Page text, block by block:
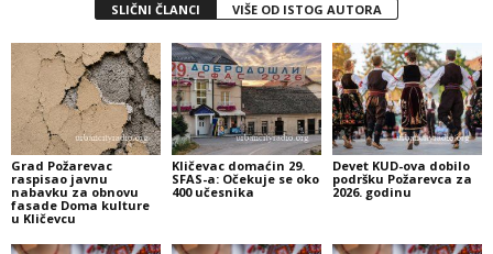
SLIČNI ČLANCI VIŠE OD ISTOG AUTORA
Grad Požarevac
raspisao javnu
nabavku za obnovu
fasade Doma kulture
u Kličevcu
Kličevac domaćin 29.
SFAS-a: Očekuje se oko
400 učesnika
Devet KUD-ova dobilo
podršku Požarevca za
2026. godinu